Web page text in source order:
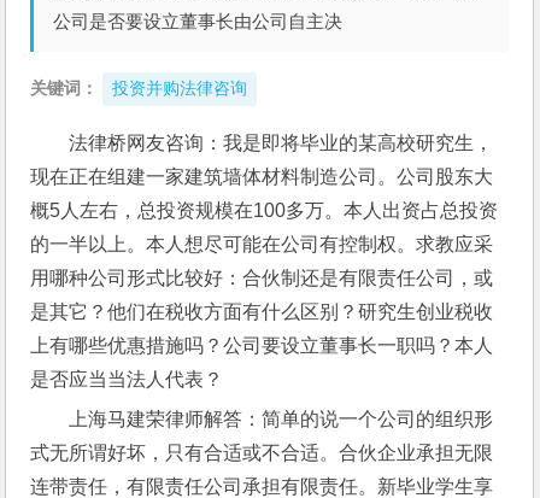
公司是否要设立董事长由公司自主决
关键词： 投资并购法律咨询
法律桥网友咨询：我是即将毕业的某高校研究生，
现在正在组建一家建筑墙体材料制造公司。公司股东大
概5人左右，总投资规模在100多万。本人出资占总投资
的一半以上。本人想尽可能在公司有控制权。求教应采
用哪种公司形式比较好：合伙制还是有限责任公司，或
是其它？他们在税收方面有什么区别？研究生创业税收
上有哪些优惠措施吗？公司要设立董事长一职吗？本人
是否应当当法人代表？
上海马建荣律师解答：简单的说一个公司的组织形
式无所谓好坏，只有合适或不合适。合伙企业承担无限
连带责任，有限责任公司承担有限责任。新毕业学生享